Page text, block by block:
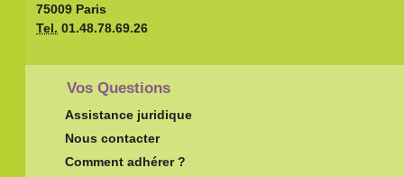
75009 Paris
Tel. 01.48.78.69.26
Vos Questions
Assistance juridique
Nous contacter
Comment adhérer ?